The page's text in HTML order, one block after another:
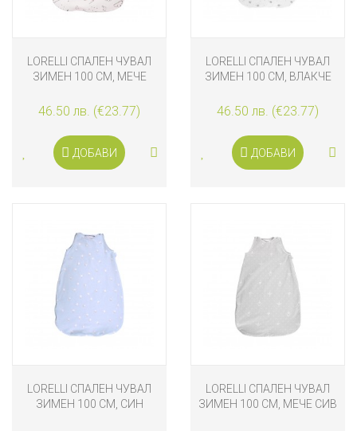
LORELLI СПАЛЕН ЧУВАЛ
ЗИМЕН 100 СМ, МЕЧЕ
46.50 лв. (€23.77)
ДОБАВИ
LORELLI СПАЛЕН ЧУВАЛ
ЗИМЕН 100 СМ, ВЛАКЧЕ
46.50 лв. (€23.77)
ДОБАВИ
LORELLI СПАЛЕН ЧУВАЛ
ЗИМЕН 100 СМ, СИН
LORELLI СПАЛЕН ЧУВАЛ
ЗИМЕН 100 СМ, МЕЧЕ СИВ